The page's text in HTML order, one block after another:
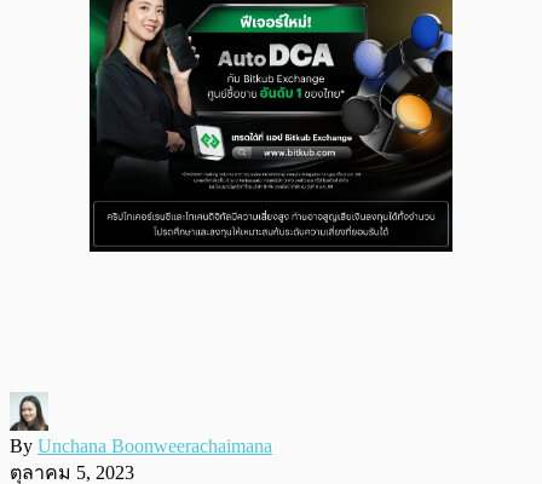
By Unchana Boonweerachaimana
ตุลาคม 5, 2023